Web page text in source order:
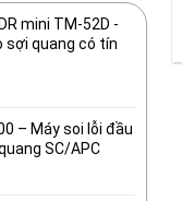
mini TM-52D -
sợi quang có tín
– Máy soi lỗi đầu
SC/APC